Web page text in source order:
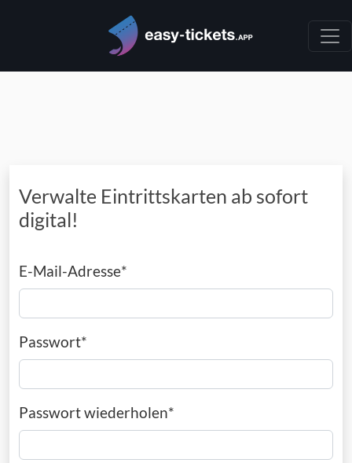
Verwalte Eintrittskarten ab sofort
digital!
E-Mail-Adresse*
Passwort*
Passwort wiederholen*